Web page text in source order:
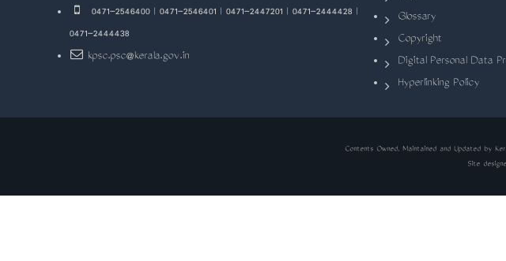
0471-2546400 | 0471-2546401 | 0471-2447201 | 0471-2444428 |
0471-2444438
kpsc.psc@kerala.gov.in
Glossary
Copyright
Digital Personal Data
Hyperlinking Policy
Contents Owned, Maintained and Updated by
Site